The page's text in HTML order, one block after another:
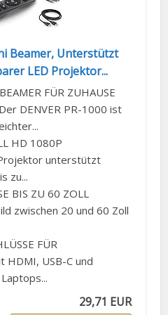
Beamer, Unterstützt
LED Projektor...
FÜR ZUHAUSE
DENVER PR-1000 ist
HD 1080P
unterstützt
zu...
BIS ZU 60 ZOLL
zwischen 20 und 60 Zoll
FÜR
HDMI, USB-C und
29,71 EUR